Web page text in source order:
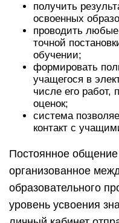
получить
освоенных
проводить
точной
обучении;
формировать
учащегося в
числе его работ,
оценок;
система
контакт с
Постоянное
организованное
образовательного
уровень усвоения